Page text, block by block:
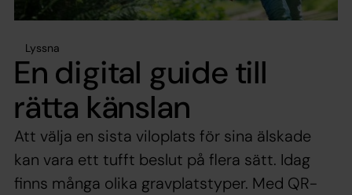
Lyssna
En digital guide till
rätta känslan
Att välja en sista viloplats för sina älskade
kan vara ett tufft beslut på flera sätt. Idag
finns många olika gravplatstyper. Med QR-